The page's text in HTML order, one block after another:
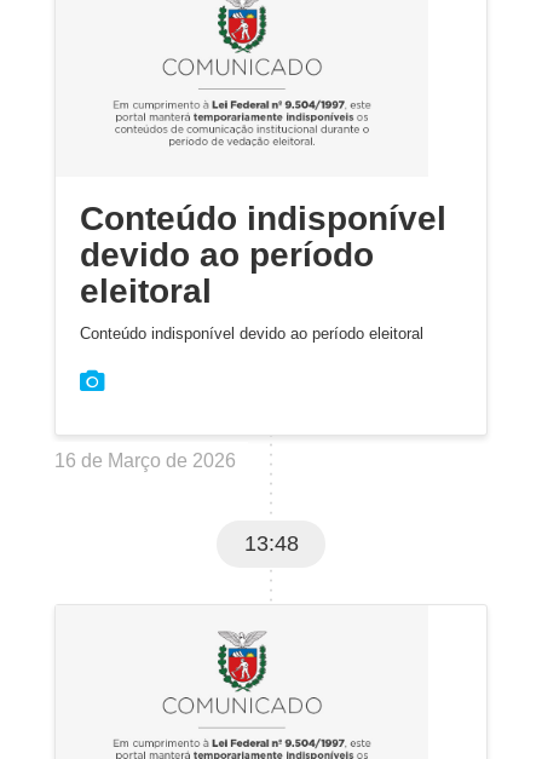
Conteúdo indisponível
devido ao período
eleitoral
Conteúdo indisponível devido ao período eleitoral
16 de Março de 2026
13:48